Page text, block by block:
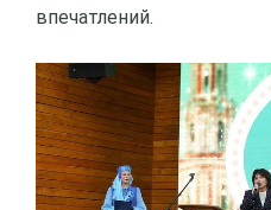
впечатлений.